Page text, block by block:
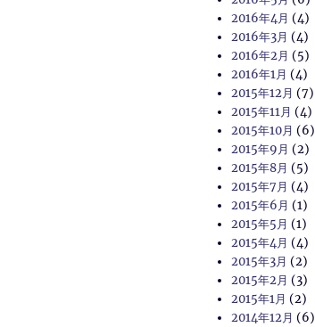
2016年4月 (4)
2016年3月 (4)
2016年2月 (5)
2016年1月 (4)
2015年12月 (7)
2015年11月 (4)
2015年10月 (6)
2015年9月 (2)
2015年8月 (5)
2015年7月 (4)
2015年6月 (1)
2015年5月 (1)
2015年4月 (4)
2015年3月 (2)
2015年2月 (3)
2015年1月 (2)
2014年12月 (6)